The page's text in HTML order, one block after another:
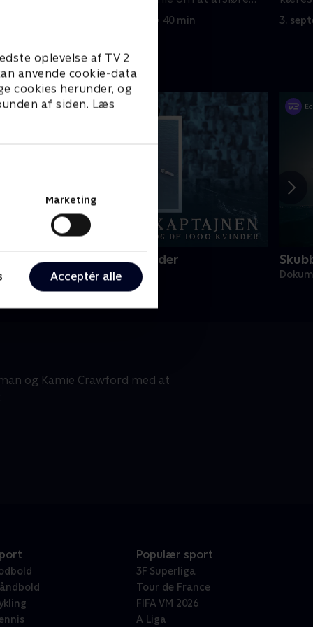
oplevelse af TV 2
anvende cookie-data
cookies herunder, og
af siden. Læs
Marketing
Acceptér alle
den chokerende sandhed.
2. september 2025 • 40 min 3.
Kaptajnen og de 1000 kvinder
• 1 sæsoner
og Kamie Crawford med at
Populær sport
3F Superliga
Tour de France
FIFA VM 2026
A Liga